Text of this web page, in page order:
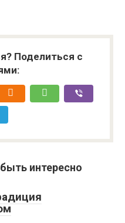
Поделиться с
интересно